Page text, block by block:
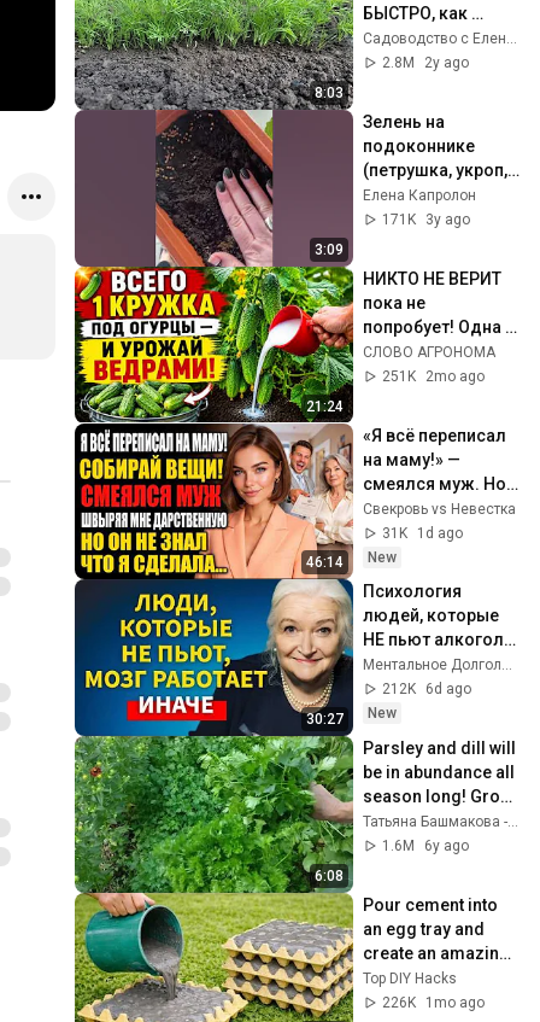
8:03
БЫСТРО, как
посеять укроп,
чтобы получить
2.8M
2y ago
3:09
Зелень на
подоконнике
(петрушка, укроп,
лук и кинза все в
одном
Елена Капролон
171K
3y ago
21:24
НИКТО НЕ ВЕРИТ
пока не
попробует! Одна
смесь — урожай
огурцов х3.
СЛОВО АГРОНОМА
251K
2mo ago
46:14
«Я всё переписал
на маму!» —
смеялся муж. Но
он забыл об одной
важной детали
Свекровь vs Невестка
31K
1d ago
New
30:27
Психология
людей, которые
НЕ пьют алкоголь
(согласно
нейронауке) |
Татьяна
Черниговская
Ментальное Долголетие and 2 more
212K
6d ago
New
6:08
Parsley and dill will
be in abundance all
season long! Grow
them right.
Татьяна Башмакова - Ваша Дача (vashadacha)
1.6M
6y ago
Pour cement into
an egg tray and
create an amazing
masterpiece!
Anyone can make it!
Top DIY Hacks
226K
1mo ago